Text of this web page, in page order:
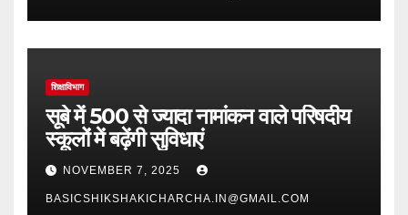
शिक्षाविभाग
सूबे में 500 से ज्यादा नामांकन वाले परिषदीय
स्कूलों में बढ़ेंगी सुविधाएं
NOVEMBER 7, 2025
BASICSHIKSHAKICHARCHA.IN@GMAIL.COM